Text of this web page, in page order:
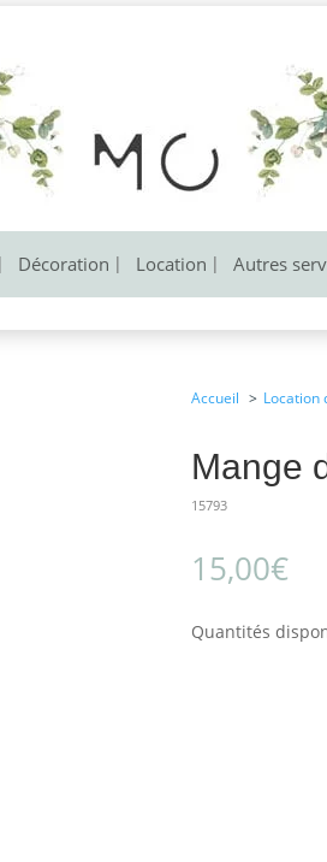
Décoration Location Autres
Accueil Location
Mange
15793
15,00€
Quantités